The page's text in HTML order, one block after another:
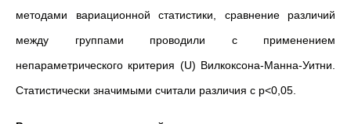
методами вариационной статистики, сравнение различий
между группами проводили с применением
непараметрического критерия (U) Вилкоксона-Манна-Уитни.
Статистически значимыми считали различия с р<0,05.